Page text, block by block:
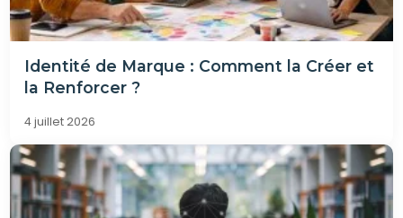
Identité de Marque : Comment la Créer et
la Renforcer ?
4 juillet 2026